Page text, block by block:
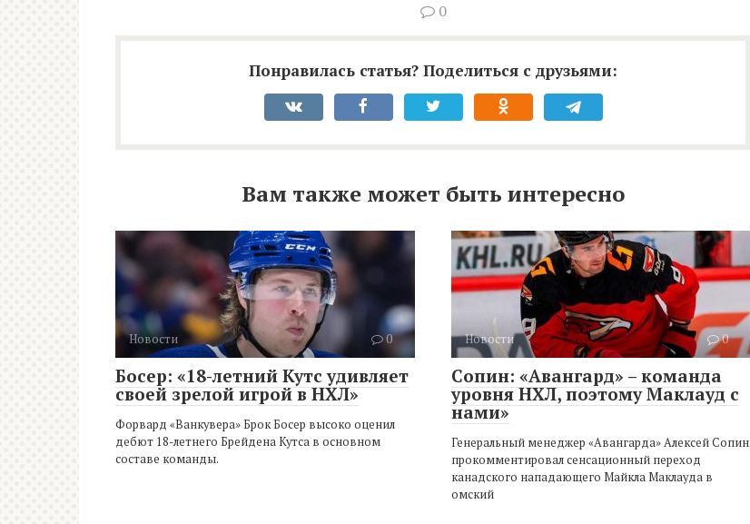
0
Понравилась статья? Поделиться с друзьями:
Вам также может быть интересно
Новости 0
Босер: «18-летний Кутс удивляет
своей зрелой игрой в НХЛ»
Форвард «Ванкувера» Брок Босер высоко оценил
дебют 18-летнего Брейдена Кутса в основном
составе команды.
Новости 0
Сопин: «Авангард» – команда
уровня НХЛ, поэтому Маклауд с
нами»
Генеральный менеджер «Авангарда» Алексей Сопин
прокомментировал сенсационный переход
канадского нападающего Майкла Маклауда в
омский